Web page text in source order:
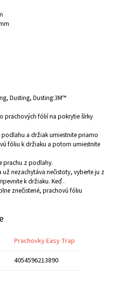
Dusting, Dusting:3M™
prachových fólií na pokrytie šírky
a držiak umiestnite priamo
fóliu k držiaku a potom umiestnite
prachu z podlahy.
už nezachytáva nečistoty, vyberte ju z
k držiaku. Keď .
znečistené, prachovú fóliu
Prachovky Easy Trap
4054596213890